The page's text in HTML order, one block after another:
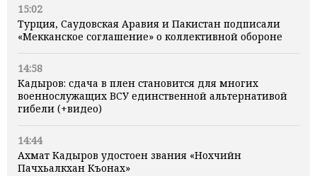
15:02
Турция, Саудовская Аравия и Пакистан подписали
«Мекканское соглашение» о коллективной обороне
14:58
Кадыров: сдача в плен становится для многих
военнослужащих ВСУ единственной альтернативой
гибели (+видео)
14:44
Ахмат Кадыров удостоен звания «Нохчийн
Пачхьалкхан Къонах»